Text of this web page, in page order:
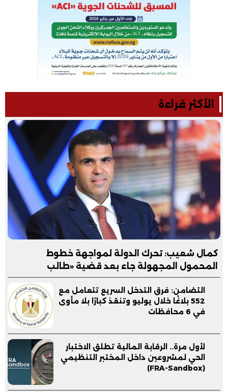
الأكثر قراءة
كمال شعيب: تحرك الدولة لمواجهة خطوط
المحمول المجهولة جاء بعد قضية «طالب
الشرقية»
التضامن: فرق التدخل السريع تتعامل مع
552 بلاغًا خلال يوليو وتنقذ كبارًا بلا مأوى
في 6 محافظات
لأول مرة.. الرقابة المالية تطلق الاختبار
الحي لمشروعين داخل المختبر التنظيمي
(FRA-Sandbox)